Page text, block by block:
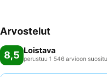
Arvostelut
8,5 Loistava
perustuu 1 546 arvioon